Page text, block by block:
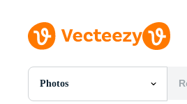
Photos